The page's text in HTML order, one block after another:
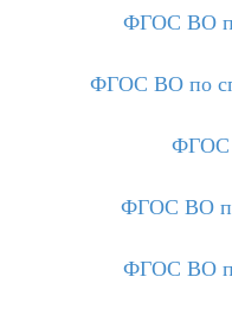
ФГОС ВО по
ФГОС ВО по
ФГОС
ФГОС ВО по
ФГОС ВО